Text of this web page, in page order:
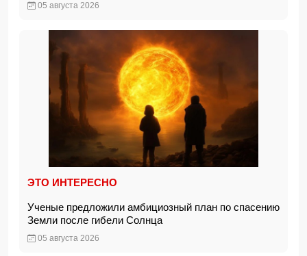
05 августа 2026
ЭТО ИНТЕРЕСНО
Ученые предложили амбициозный план по спасению
Земли после гибели Солнца
05 августа 2026